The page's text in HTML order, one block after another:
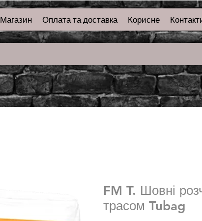
Магазин Оплата та доставка Корисне
FM T. Шовні
трасом Tubag